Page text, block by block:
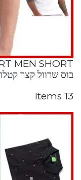
בוס שרוול קצר
13 Items